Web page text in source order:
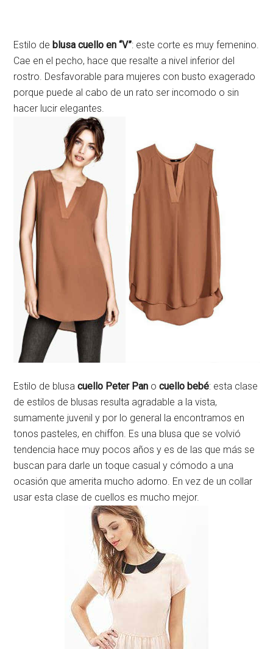
Estilo deblusa cuello en “V”: este corte es muy femenino.
Cae en el pecho, hace que resalte a nivel inferior del
rostro. Desfavorable para mujeres con busto exagerado
porque puede al cabo de un rato ser incomodo o sin
hacer lucir elegantes.
Estilo de blusacuello Peter Pan ocuello bebé: esta clase
de estilos de blusas resulta agradable a la vista,
sumamente juvenil y por lo general la encontramos en
tonos pasteles, en chiffon. Es una blusa que se volvió
tendencia hace muy pocos años y es de las que más se
buscan para darle un toque casual y cómodo a una
ocasión que amerita mucho adorno. En vez de un collar
usar esta clase de cuellos es mucho mejor.